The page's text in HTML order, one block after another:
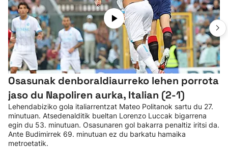
Osasunak denboraldiaurreko lehen porrota
jaso du Napoliren aurka, Italian (2-1)
Lehendabiziko gola italiarrentzat Mateo Politanok sartu du 27.
minutuan. Atsedenalditik bueltan Lorenzo Luccak bigarrena
egin du 53. minutuan. Osasunaren gol bakarra penaltiz iritsi da.
Ante Budimirrek 69. minutuan ez du barkatu hamaika
metroetatik.